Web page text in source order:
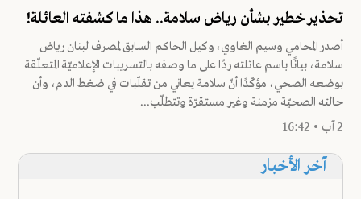
تحذير خطير بشأن رياض سلامة.. هذا ما كشفته العائلة!
أصدر المحامي وسيم الغاوي، وكيل الحاكم السابق لمصرف لبنان رياض
سلامة، بيانًا باسم عائلته ردًا على ما وصفه بالتسريبات الإعلاميّة المتعلّقة
بوضعه الصحي، مؤكّدًا أنّ سلامة يعاني من تقلّبات في ضغط الدم، وأن
حالته الصحيّة مزمنة وغير مستقرّة وتتطلّب...
2 آب • 16:42
آخر الأخبار